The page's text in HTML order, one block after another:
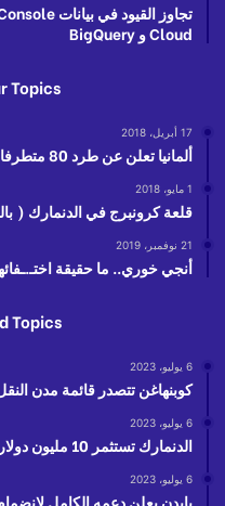
Cloud و BigQuery
Topics
17 أبريل، 2018
ألمانيا تعلن عن طرد 80 متطرفا إسلاميا منذ العام الماضي
1 مايو، 2018
قلعة كرونبرج في الدنمارك (
21 نوفمبر، 2019
أنجي خوري.. ما حقيقة
Topics
6 يوليو، 2023
كوبنهاغن تتصدر قائمة مدن
6 يوليو، 2023
الدنمارك تستثمر 10 مليون دولار في مشاريع المياه والطاقة في إثيوبيا
6 يوليو، 2023
بايدن يعلن دعمه الكامل